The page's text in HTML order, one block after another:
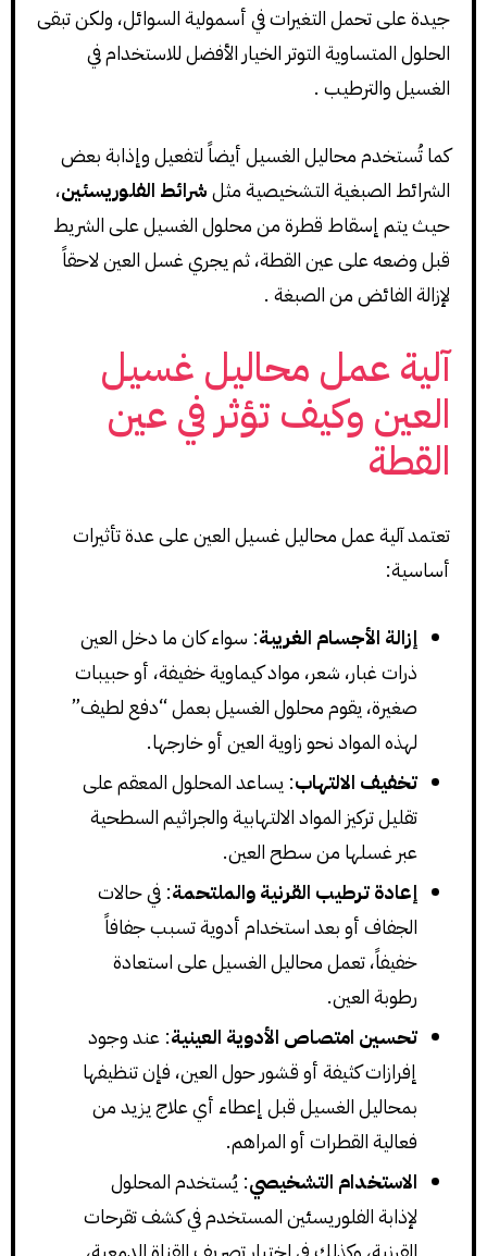
جيدة على تحمل التغيرات في أسمولية السوائل، ولكن تبقى
الحلول المتساوية التوتر الخيار الأفضل للاستخدام في
الغسيل والترطيب .
كما تُستخدم محاليل الغسيل أيضاً لتفعيل وإذابة بعض
الشرائط الصبغية التشخيصية مثلشرائط الفلوريسئين،
حيث يتم إسقاط قطرة من محلول الغسيل على الشريط
قبل وضعه على عين القطة، ثم يجري غسل العين لاحقاً
لإزالة الفائض من الصبغة .
آلية عمل محاليل غسيل
العين وكيف تؤثر في عين
القطة
تعتمد آلية عمل محاليل غسيل العين على عدة تأثيرات
أساسية:
إزالة الأجسام الغريبة: سواء كان ما دخل العين
ذرات غبار، شعر، مواد كيماوية خفيفة، أو حبيبات
صغيرة، يقوم محلول الغسيل بعمل “دفع لطيف”
لهذه المواد نحو زاوية العين أو خارجها.
تخفيف الالتهاب: يساعد المحلول المعقم على
تقليل تركيز المواد الالتهابية والجراثيم السطحية
عبر غسلها من سطح العين.
إعادة ترطيب القرنية والملتحمة: في حالات
الجفاف أو بعد استخدام أدوية تسبب جفافاً
خفيفاً، تعمل محاليل الغسيل على استعادة
رطوبة العين.
تحسين امتصاص الأدوية العينية: عند وجود
إفرازات كثيفة أو قشور حول العين، فإن تنظيفها
بمحاليل الغسيل قبل إعطاء أي علاج يزيد من
فعالية القطرات أو المراهم.
الاستخدام التشخيصي: يُستخدم المحلول
لإذابة الفلوريسئين المستخدم في كشف تقرحات